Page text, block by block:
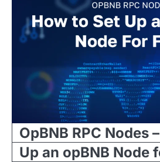
OpBNB RPC Nodes
Up an opBNB Node